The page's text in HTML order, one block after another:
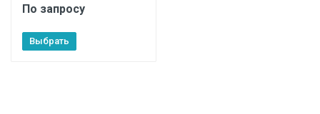
По запросу
Выбрать